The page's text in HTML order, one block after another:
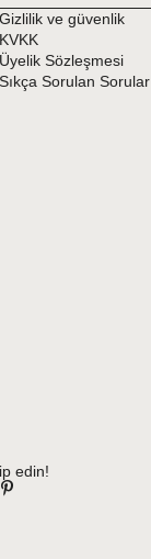
Gizlilik ve güvenlik
KVKK
Üyelik Sözleşmesi
Sıkça Sorulan Sorular
edin!